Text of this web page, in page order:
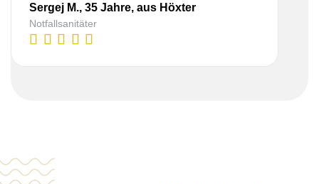
Sergej M., 35 Jahre, aus Höxter
Notfallsanitäter